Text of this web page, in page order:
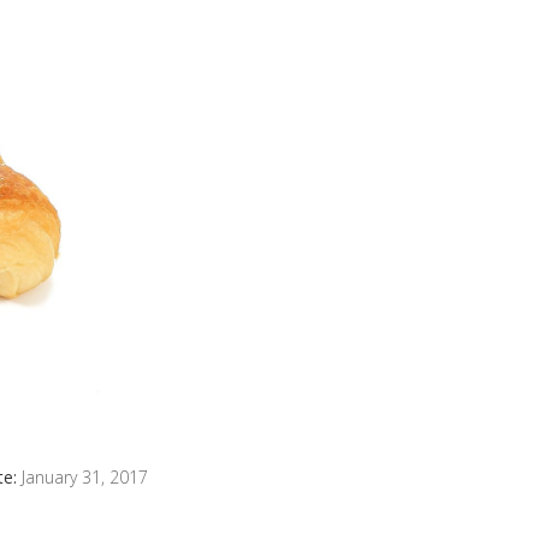
January 31, 2017